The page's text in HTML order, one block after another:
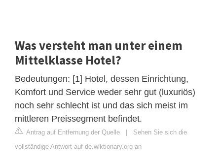
Was versteht man unter einem
Mittelklasse Hotel?
Bedeutungen: [1] Hotel, dessen Einrichtung,
Komfort und Service weder sehr gut (luxuriös)
noch sehr schlecht ist und das sich meist im
mittleren Preissegment befindet.
Antrag auf Entfernung der Quelle
Sehen Sie sich die
vollständige Antwort auf de.wiktionary.org an